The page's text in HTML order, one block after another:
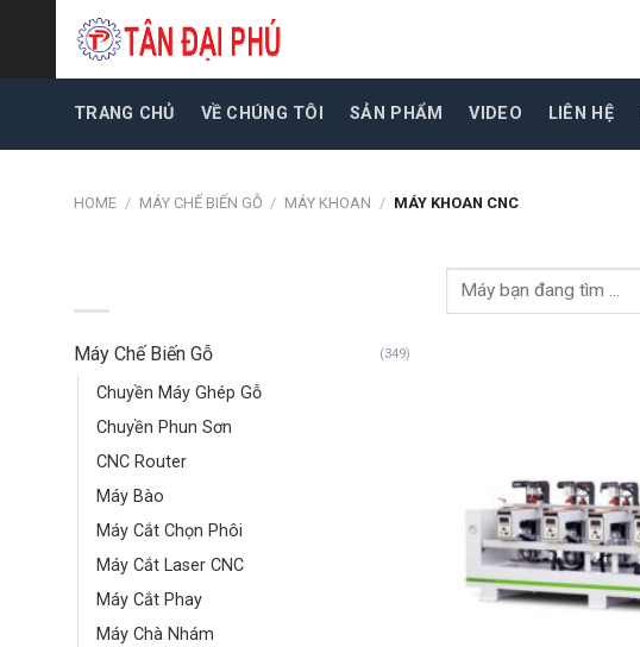
content
TRANG CHỦ VỀ CHÚNG TÔI SẢN PHẨM VIDEO LIÊN HỆ
HOME / MÁY CHẾ BIẾN GỖ / MÁY KHOAN / MÁY KHOAN CNC
Máy Chế Biến Gỗ (349)
Chuyền Máy Ghép Gỗ
Chuyền Phun Sơn
CNC Router
Máy Bào
Máy Cắt Chọn Phôi
Máy Cắt Laser CNC
Máy Cắt Phay
Máy Chà Nhám
Search